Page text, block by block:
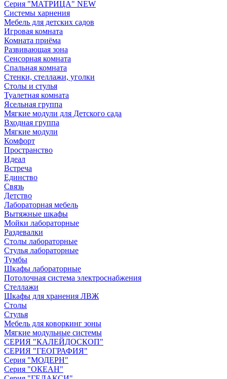
Серия "МАТРИЦА" NEW
Системы харнения
Мебель для детских садов
Игровая комната
Комната приёма
Развивающая зона
Сенсорная комната
Спальная комната
Стенки, стеллажи, уголки
Столы и стулья
Туалетная комната
Ясельная группа
Мягкие модули для Детского сада
Входная группа
Мягкие модули
Комфорт
Пространство
Идеал
Встреча
Единство
Связь
Детство
Лабораторная мебель
Вытяжные шкафы
Мойки лабораторные
Раздевалки
Столы лабораторные
Стулья лабораторные
Тумбы
Шкафы лабораторные
Потолочная система электроснабжения
Стеллажи
Шкафы для хранения ЛВЖ
Столы
Стулья
Мебель для коворкинг зоны
Мягкие модульные системы
СЕРИЯ "КАЛЕЙДОСКОП"
СЕРИЯ "ГЕОГРАФИЯ"
Серия "МОДЕРН"
Серия "ОКЕАН"